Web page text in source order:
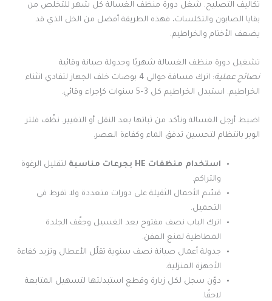
تكاليف التصليح. شغّل دورة منظف الغسالة كل شهر للتخلص من
بقايا الصابون والتكلسات، فهذه الطريقة أفضل من الخل الذي قد
يضعف الأختام والخراطيم.
تشغيل دورة منظف الغسالة شهريًا وجدولة صيانة وقائية
نصائح عملية
: اترك مسافة حوالي 4 بوصات خلف الجهاز لتفادي انثناء
الخراطيم. استبدل الخراطيم كل 3–5 سنوات كإجراء وقائي.
اضبط أرجل الغسالة وتأكد من ثباتها بعد النقل أو التغيير. نظّف فلتر
الوبر بانتظام لتحسين تدفق الماء وكفاءة العصر.
استخدام منظفات HE بجرعات مناسبة
لتقليل الرغوة
والتراكم.
قسّم الأحمال الثقيلة على دورات متعددة ولا تفرط في
التحميل.
اترك الباب نصف مفتوح بعد الغسيل وجفّف الجلدة
المطاطية لمنع العفن.
جدولة أعمال صيانة نصف سنوية تقلّل الأعطال وتزيد كفاءة
الأجهزة المنزلية.
دوّن سجل لكل زيارة وقطع استبدلتها لتسهيل المتابعة
لاحقًا.